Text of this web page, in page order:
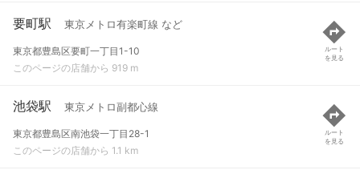
要町駅 東京メトロ有楽町線 など
東京都豊島区要町一丁目1-10
このページの店舗から 919 m
ルート
を見る
池袋駅 東京メトロ副都心線
東京都豊島区南池袋一丁目28-1
このページの店舗から 1.1 km
ルート
を見る